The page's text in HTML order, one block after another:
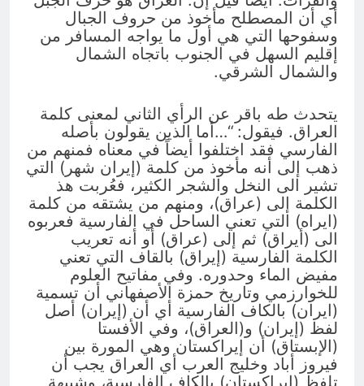
أي أن المصطلح مأخوذ من حروف الجبال
وسفوحها التي هي أول ما يواجه المسافر من
إقليم السهل في الجنوب باتجاه الشمال
والشمال الشرقي.
يتحدث طه باقر عن الرأي الثاني لمعنى كلمة
العراق. فيقول: “…أما الذين يقولون بأصله
الفارسي فقد اختلفوا أيضاً في معناه فمنهم من
ذهب إلى أنه مأخوذ من كلمة (إيران شهر) التي
تشير الى النخل والشجر الكثير، فعُربت هذ
الكلمة إلى (عراق)، ومنهم من يشتقه من كلمة
(ايراه) التي تعني الساحل في الفارسية فعربوه
الى (أيراق) ثم إلى (عراق) أو أنه تعريب
الكلمة الفارسية (إيراق) بالقاف التي تعني
مفيض الماء وحدوره. وفي مفاتيح العلوم
للخوارزمي وتاريخ حمزة الأصفهاني أن تسمية
(ايران) بالكاف الفارسية أي أن (إيران) أصل
لفظ (إيران) و(العراق)، وفي الأفستا
(الإبستاق) أن إيراكستان وهي المورة بين
فيروز أباد وخليج العرب أي العراق يجب أن